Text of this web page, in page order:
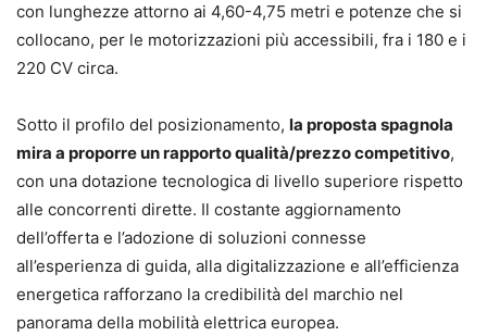
con lunghezze attorno ai 4,60-4,75 metri e potenze che si
collocano, per le motorizzazioni più accessibili, fra i 180 e i
220 CV circa.
Sotto il profilo del posizionamento, la proposta spagnola
mira a proporre un rapporto qualità/prezzo competitivo,
con una dotazione tecnologica di livello superiore rispetto
alle concorrenti dirette. Il costante aggiornamento
dell’offerta e l’adozione di soluzioni connesse
all’esperienza di guida, alla digitalizzazione e all’efficienza
energetica rafforzano la credibilità del marchio nel
panorama della mobilità elettrica europea.